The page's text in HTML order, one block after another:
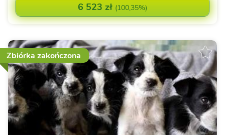
6 523 zł (100,35%)
Zbiórka zakończona